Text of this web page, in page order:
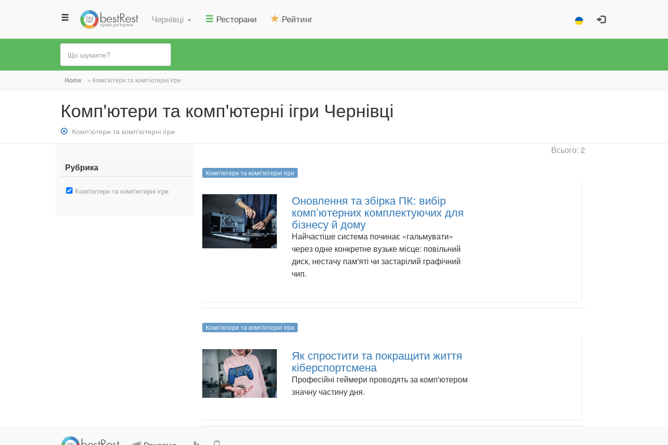
Чернівці Ресторани Рейтинг
Ви
є
тут
Home » Комп'ютери та комп'ютерні ігри
Комп'ютери та комп'ютерні ігри Чернівці
Зняти
фільтр:
та
комп&#039;ютерні
ігри
Комп'ютери та комп'ютерні ігри
Рубрика
ЗнятиКомп'ютери та комп'ютерні ігри
Всього: 2
Комп'ютери та комп'ютерні ігри
Оновлення та збірка ПК: вибір
комп’ютерних комплектуючих для
бізнесу й дому
Найчастіше система починає «гальмувати»
через одне конкретне вузьке місце: повільний
диск, нестачу пам'яті чи застарілий графічний
чип.
Комп'ютери та комп'ютерні ігри
Як спростити та покращити життя
кіберспортсмена
Професійні геймери проводять за комп'ютером
значну частину дня.